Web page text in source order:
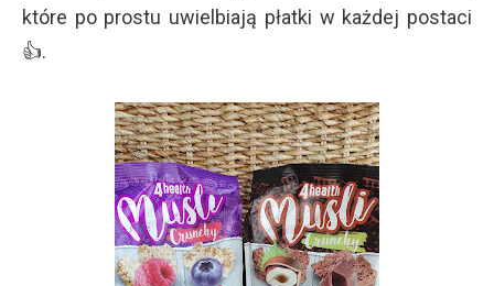
które po prostu uwielbiają płatki w każdej postaci
👍.